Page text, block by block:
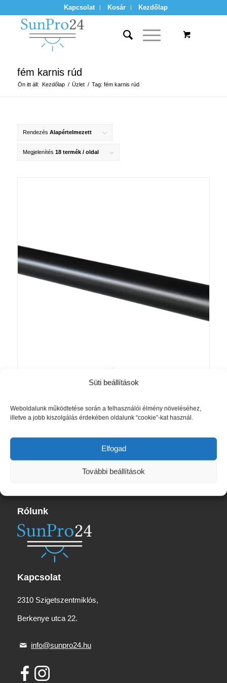
Süti beállítások
Weboldalunk működtetése során a felhasználói élmény növeléséhez,
illetve a jobb kiszolgálás érdekében oldalunk “cookie”-kat használ.
Elfogad
További beállítások
Kapcsolat Kosár Kezdőlap
fém karnis rúd
Ön itt áll: Kezdőlap / Üzlet / Tag: fém karnis rúd
Rendezés Alapértelmezett
Megjelenítés 18 termék / oldal
Chicago karnisrúd matt fekete Ø
4 270Ft – 6 630FtÁrtartomány:
4
630 Ft
Rólunk
Kapcsolat
2310 Szigetszentmiklós,
Berkenye utca 22.
info@sunpro24.hu